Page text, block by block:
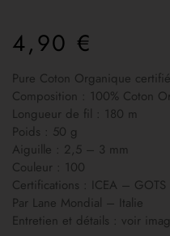
4,90 €
Pure Coton Organique
Composition : 100% Coton
Longueur de fil : 180 m
Poids : 50 g
Aiguille : 2,5 – 3 mm
Couleur : 100
Certifications : ICEA – GOTS
Par Lane Mondial – Italie
Entretien et détails : voir